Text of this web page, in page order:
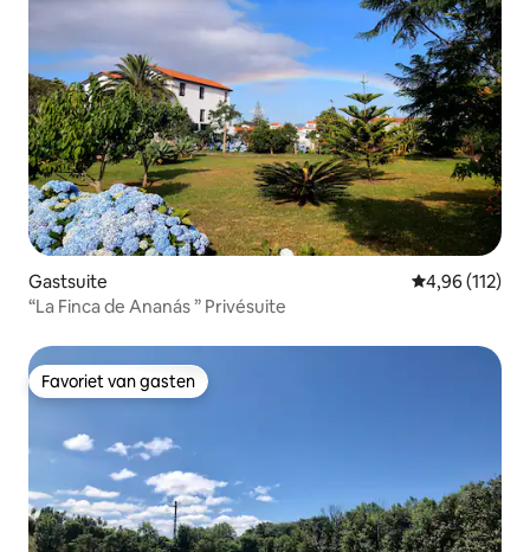
Gastsuite Gemiddelde
4,96 (112)
“La Finca de Ananás ” Privésuite
Favoriet van gasten
Favoriet van gasten